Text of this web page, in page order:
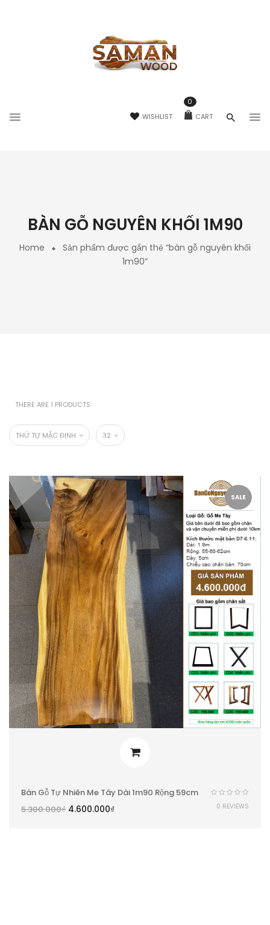
WISHLIST CART
0
BÀN GỖ NGUYÊN KHỐI 1M90
Home
Sản phẩm được gắn thẻ “bàn gỗ nguyên khối
1m90”
THERE ARE 1 PRODUCTS
THỨ TỰ MẶC ĐỊNH 32
SALE
Bàn Gỗ Tự Nhiên Me Tây Dài 1m90 Rộng 59cm
5.300.000₫ 4.600.000₫ 0 REVIEWS